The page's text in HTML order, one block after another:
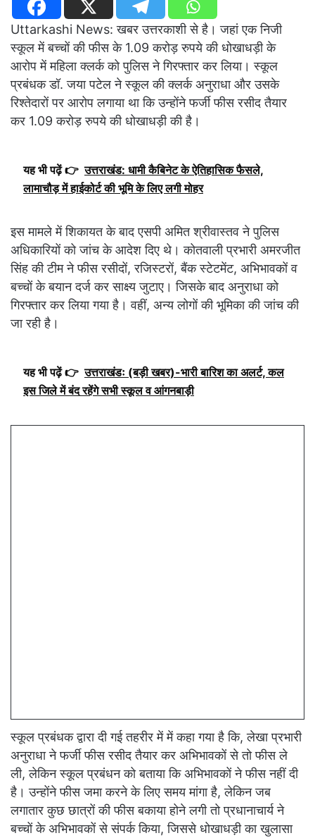
Uttarkashi News: खबर उत्तरकाशी से है। जहां एक निजी
स्कूल में बच्चों की फीस के 1.09 करोड़ रुपये की धोखाधड़ी के
आरोप में महिला क्लर्क को पुलिस ने गिरफ्तार कर लिया। स्कूल
प्रबंधक डॉ. जया पटेल ने स्कूल की क्लर्क अनुराधा और उसके
रिश्तेदारों पर आरोप लगाया था कि उन्होंने फर्जी फीस रसीद तैयार
कर 1.09 करोड़ रुपये की धोखाधड़ी की है।
यह भी पढ़ें 👉 उत्तराखंड: धामी कैबिनेट के ऐतिहासिक फैसले,
लामाचौड़ में हाईकोर्ट की भूमि के लिए लगी मोहर
इस मामले में शिकायत के बाद एसपी अमित श्रीवास्तव ने पुलिस
अधिकारियों को जांच के आदेश दिए थे। कोतवाली प्रभारी अमरजीत
सिंह की टीम ने फीस रसीदों, रजिस्टरों, बैंक स्टेटमेंट, अभिभावकों व
बच्चों के बयान दर्ज कर साक्ष्य जुटाए। जिसके बाद अनुराधा को
गिरफ्तार कर लिया गया है। वहीं, अन्य लोगों की भूमिका की जांच की
जा रही है।
यह भी पढ़ें 👉 उत्तराखंडः (बड़ी खबर)-भारी बारिश का अलर्ट, कल
इस जिले में बंद रहेंगे सभी स्कूल व आंगनबाड़ी
स्कूल प्रबंधक द्वारा दी गई तहरीर में में कहा गया है कि, लेखा प्रभारी
अनुराधा ने फर्जी फीस रसीद तैयार कर अभिभावकों से तो फीस ले
ली, लेकिन स्कूल प्रबंधन को बताया कि अभिभावकों ने फीस नहीं दी
है। उन्होंने फीस जमा करने के लिए समय मांगा है, लेकिन जब
लगातार कुछ छात्रों की फीस बकाया होने लगी तो प्रधानाचार्य ने
बच्चों के अभिभावकों से संपर्क किया, जिससे धोखाधड़ी का खुलासा